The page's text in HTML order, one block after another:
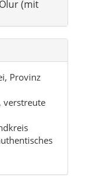
Provinz
verstreute